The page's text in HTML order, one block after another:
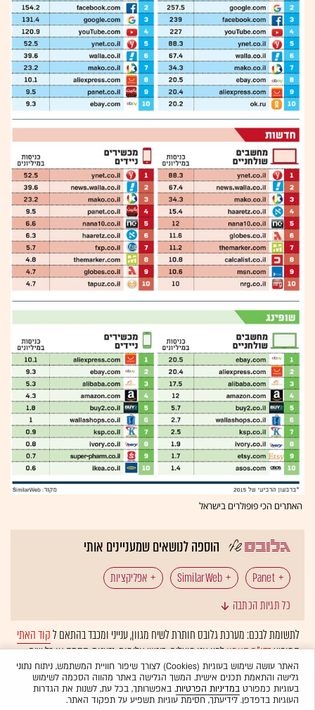
האתרים הכי פופולרים בישראל
הוספה לנושאים שמעניינים אותי
Panet
SimilarWeb אפליקציות
כל תגיות הכתבה
לתשומת לבכם: מערכת גלובס חותרת לשיח מגוון, ענייני ומכבד בהתאם לקוד האתי
המופיעבדו"ח האמוןלפיו אנו פועלים. ביטויי אלימות, גזענות, הסתה או כל שיח
בלתי הולם אחר מסוננים בצורהאוטומטיתולא יפורסמו באתר.
האתר עושה שימוש בעוגיות (Cookies) לצורך שיפור חוויית המשתמש, ניתוח נתוני
גלישה והתאמת תכנים אישית. המשך הגלישה באתר מהווה הסכמה לשימוש
בעוגיות כמפורטבמדיניות הפרטיות. באפשרותך, בכל עת, לשנות את הגדרות
העוגיות בדפדפן. לידיעתך, חסימת עוגיות תשפיע על תפקוד האתר.